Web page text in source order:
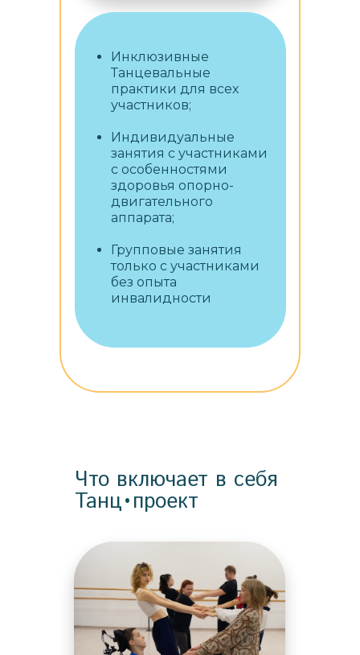
Инклюзивные
Танцевальные
практики для всех
участников;
Индивидуальные
занятия с участниками
с особенностями
здоровья опорно-
двигательного
аппарата;
Групповые занятия
только с участниками
без опыта
инвалидности
Что включает в себя
Танц•проект